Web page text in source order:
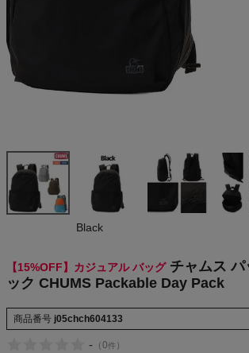
Packable D
ay Pack
THE NORTH FACE
Black
【15%OFF】カジュアル バッグ チャムス
ック CHUMS Packable Day Pack
商品番号 j05chch604133
- （0件 ）